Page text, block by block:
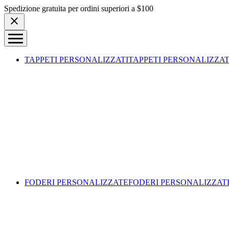
Skip to content
Spedizione gratuita per ordini superiori a $100
TAPPETI PERSONALIZZATITAPPETI
FODERI PERSONALIZZATEFODERI